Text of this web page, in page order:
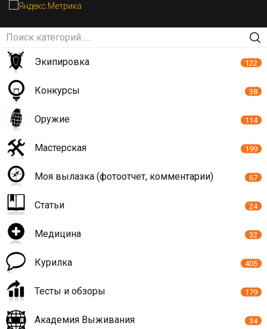
Экипировка 122
Конкурсы 38
Оружие 114
Мастерская 199
Моя вылазка (фотоотчет, комментарии) 67
Статьи 24
Медицина 32
Курилка 405
Тесты и обзоры 179
Академия Выживания 34